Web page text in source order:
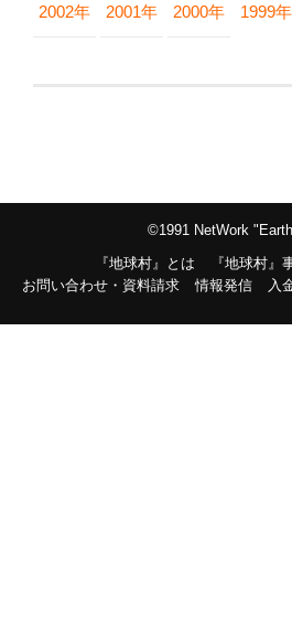
2002年 2001年 2000年 1999年
©1991 NetWork
『地球村』とは
『地球村』
お問い合わせ・資料請求
情報発信 入